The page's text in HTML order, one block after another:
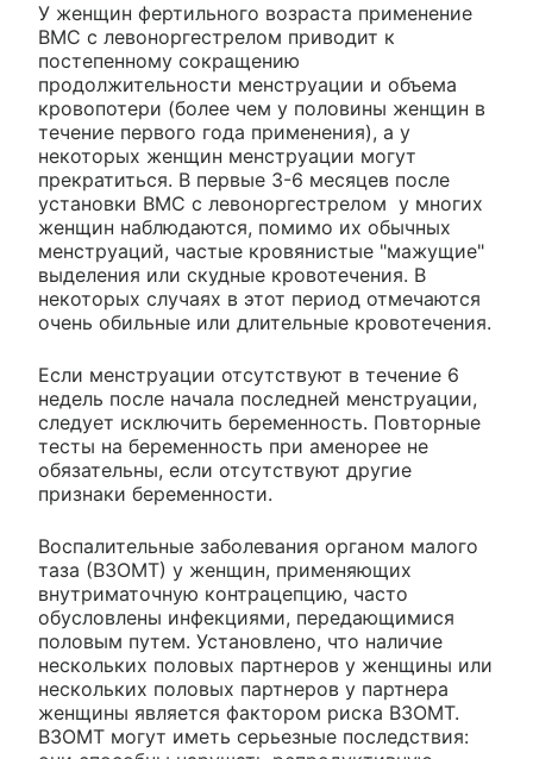
У женщин фертильного возраста применение
ВМС с левоноргестрелом приводит к
постепенному сокращению
продолжительности менструации и объема
кровопотери (более чем у половины женщин в
течение первого года применения), а у
некоторых женщин менструации могут
прекратиться. В первые 3-6 месяцев после
установки ВМС с левоноргестрелом у многих
женщин наблюдаются, помимо их обычных
менструаций, частые кровянистые "мажущие"
выделения или скудные кровотечения. В
некоторых случаях в этот период отмечаются
очень обильные или длительные кровотечения.
Если менструации отсутствуют в течение 6
недель после начала последней менструации,
следует исключить беременность. Повторные
тесты на беременность при аменорее не
обязательны, если отсутствуют другие
признаки беременности.
Воспалительные заболевания органом малого
таза (ВЗОМТ) у женщин, применяющих
внутриматочную контрацепцию, часто
обусловлены инфекциями, передающимися
половым путем. Установлено, что наличие
нескольких половых партнеров у женщины или
нескольких половых партнеров у партнера
женщины является фактором риска ВЗОМТ.
ВЗОМТ могут иметь серьезные последствия: